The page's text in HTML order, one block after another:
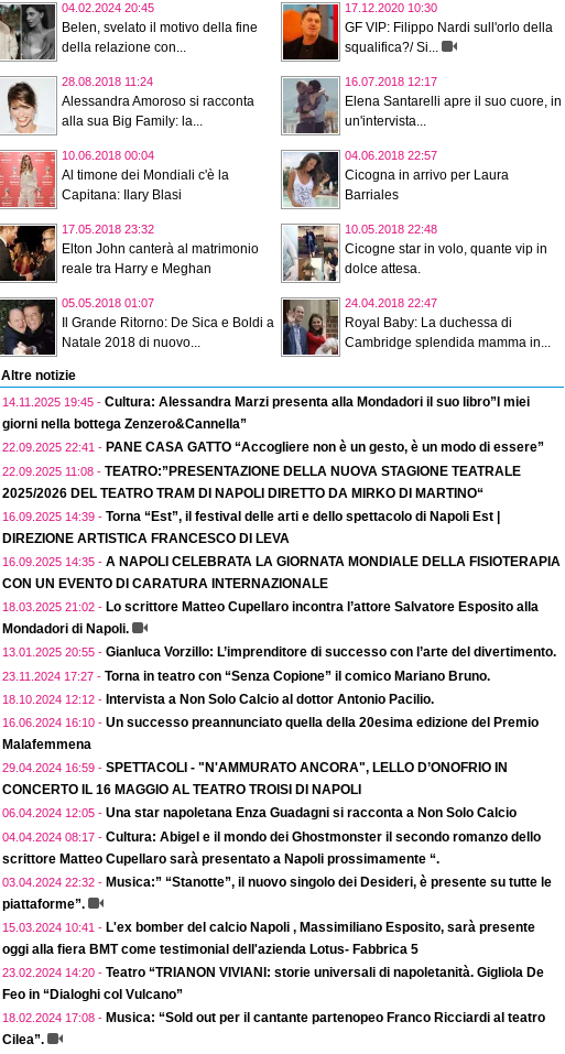
04.02.2024 20:45
Belen, svelato il motivo della fine
della relazione con...
17.12.2020 10:30
GF VIP: Filippo Nardi sull'orlo della
squalifica?/ Si...
28.08.2018 11:24
Alessandra Amoroso si racconta
alla sua Big Family: la...
16.07.2018 12:17
Elena Santarelli apre il suo cuore, in
un'intervista...
10.06.2018 00:04
Al timone dei Mondiali c'è la
Capitana: Ilary Blasi
04.06.2018 22:57
Cicogna in arrivo per Laura
Barriales
17.05.2018 23:32
Elton John canterà al matrimonio
reale tra Harry e Meghan
10.05.2018 22:48
Cicogne star in volo, quante vip in
dolce attesa.
05.05.2018 01:07
Il Grande Ritorno: De Sica e Boldi a
Natale 2018 di nuovo...
24.04.2018 22:47
Royal Baby: La duchessa di
Cambridge splendida mamma in...
Altre notizie
14.11.2025 19:45 - Cultura: Alessandra Marzi presenta alla Mondadori il suo libro”I miei
giorni nella bottega Zenzero&Cannella”
22.09.2025 22:41 - PANE CASA GATTO “Accogliere non è un gesto, è un modo di essere”
22.09.2025 11:08 - TEATRO:”PRESENTAZIONE DELLA NUOVA STAGIONE TEATRALE
2025/2026 DEL TEATRO TRAM DI NAPOLI DIRETTO DA MIRKO DI MARTINO“
16.09.2025 14:39 - Torna “Est”, il festival delle arti e dello spettacolo di Napoli Est |
DIREZIONE ARTISTICA FRANCESCO DI LEVA
16.09.2025 14:35 - A NAPOLI CELEBRATA LA GIORNATA MONDIALE DELLA FISIOTERAPIA
CON UN EVENTO DI CARATURA INTERNAZIONALE
18.03.2025 21:02 - Lo scrittore Matteo Cupellaro incontra l’attore Salvatore Esposito alla
Mondadori di Napoli.
13.01.2025 20:55 - Gianluca Vorzillo: L’imprenditore di successo con l’arte del divertimento.
23.11.2024 17:27 - Torna in teatro con “Senza Copione” il comico Mariano Bruno.
18.10.2024 12:12 - Intervista a Non Solo Calcio al dottor Antonio Pacilio.
16.06.2024 16:10 - Un successo preannunciato quella della 20esima edizione del Premio
Malafemmena
29.04.2024 16:59 - SPETTACOLI - "N'AMMURATO ANCORA", LELLO D’ONOFRIO IN
CONCERTO IL 16 MAGGIO AL TEATRO TROISI DI NAPOLI
06.04.2024 12:05 - Una star napoletana Enza Guadagni si racconta a Non Solo Calcio
04.04.2024 08:17 - Cultura: Abigel e il mondo dei Ghostmonster il secondo romanzo dello
scrittore Matteo Cupellaro sarà presentato a Napoli prossimamente “.
03.04.2024 22:32 - Musica:” “Stanotte”, il nuovo singolo dei Desideri, è presente su tutte le
piattaforme”.
15.03.2024 10:41 - L'ex bomber del calcio Napoli , Massimiliano Esposito, sarà presente
oggi alla fiera BMT come testimonial dell'azienda Lotus- Fabbrica 5
23.02.2024 14:20 - Teatro “TRIANON VIVIANI: storie universali di napoletanità. Gigliola De
Feo in “Dialoghi col Vulcano”
18.02.2024 17:08 - Musica: “Sold out per il cantante partenopeo Franco Ricciardi al teatro
Cilea”.